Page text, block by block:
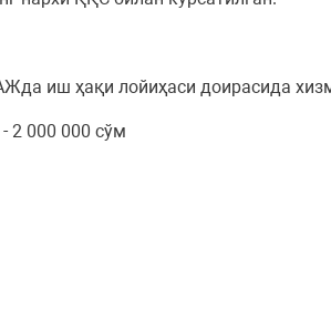
иш ҳақи лойиҳаси доирасида
2 000 000 сўм